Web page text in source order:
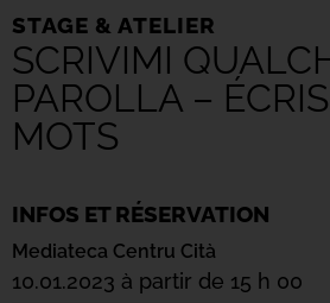
STAGE & ATELIER
SCRIVIMI
PAROLLA –
MOTS
INFOS ET RÉSERVATION
Mediateca Centru Cità
10.01.2023 à partir de 15 h 00